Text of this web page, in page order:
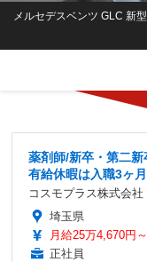
メルセデスベンツ GLC 新
薬剤師/新卒・第二
有給休暇は入職3ヶ
コスモプラス株式会社
埼玉県
月給25万4,670円
正社員